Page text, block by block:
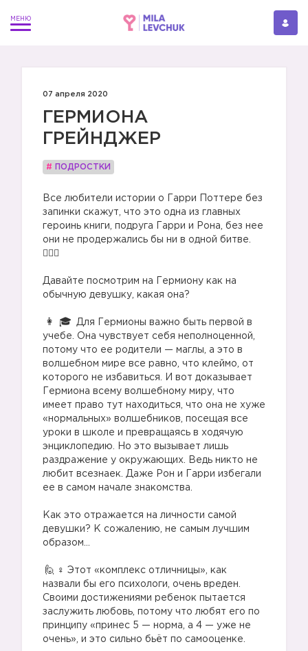
07 апреля 2020
ГЕРМИОНА
ГРЕЙНДЖЕР ⠀
# ПОДРОСТКИ
Все любители истории о Гарри Поттере без
запинки скажут, что это одна из главных
героинь книги, подруга Гарри и Рона, без нее
они не продержались бы ни в одной битве.
Давайте посмотрим на Гермиону как на
обычную девушку, какая она?
Для Гермионы важно быть первой в
учебе. Она чувствует себя неполноценной,
потому что ее родители — маглы, а это в
волшебном мире все равно, что клеймо, от
которого не избавиться. И вот доказывает
Гермиона всему волшебному миру, что
имеет право тут находиться, что она не хуже
«нормальных» волшебников, посещая все
уроки в школе и превращаясь в ходячую
энциклопедию. Но это вызывает лишь
раздражение у окружающих. Ведь никто не
любит всезнаек. Даже Рон и Гарри избегали
ее в самом начале знакомства.
Как это отражается на личности самой
девушки? К сожалению, не самым лучшим
образом…
‍♀️ Этот «комплекс отличницы», как
назвали бы его психологи, очень вреден.
Своими достижениями ребенок пытается
заслужить любовь, потому что любят его по
принципу «принес 5 — норма, а 4 — уже не
очень», и это сильно бьёт по самооценке.